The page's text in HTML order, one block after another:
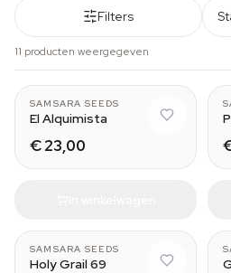
Filters
11 producten weergegeven
SAMSARA SEEDS
El Alquimista
€ 23,00
SAMSARA SEEDS
Holy Grail 69